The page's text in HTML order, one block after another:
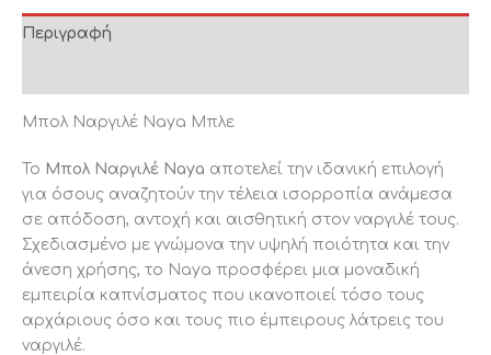
Περιγραφή
Μπολ Ναργιλέ Naya Μπλε
Το Μπολ Ναργιλέ Naya αποτελεί την ιδανική επιλογή
για όσους αναζητούν την τέλεια ισορροπία ανάμεσα
σε απόδοση, αντοχή και αισθητική στον ναργιλέ τους.
Σχεδιασμένο με γνώμονα την υψηλή ποιότητα και την
άνεση χρήσης, το Naya προσφέρει μια μοναδική
εμπειρία καπνίσματος που ικανοποιεί τόσο τους
αρχάριους όσο και τους πιο έμπειρους λάτρεις του
ναργιλέ.